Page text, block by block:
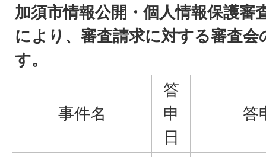
加須市情報公開・個人情報保護審
により、審査請求に対する審査
す。
事件名
答
申
日
答